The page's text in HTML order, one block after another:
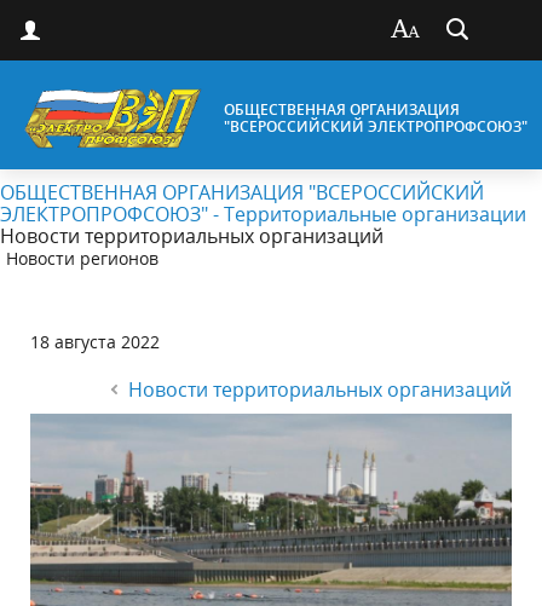
ОБЩЕСТВЕННАЯ ОРГАНИЗАЦИЯ
"ВСЕРОССИЙСКИЙ ЭЛЕКТРОПРОФСОЮЗ"
ОБЩЕСТВЕННАЯ ОРГАНИЗАЦИЯ "ВСЕРОССИЙСКИЙ
ЭЛЕКТРОПРОФСОЮЗ" - Территориальные организации
Новости территориальных организаций
Новости регионов
18 августа 2022
Новости территориальных организаций